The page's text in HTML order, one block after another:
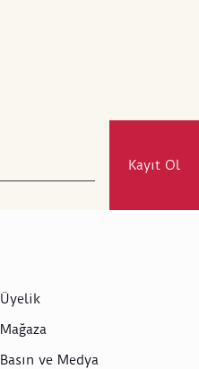
Kayıt Ol
Üyelik
Mağaza
Basın ve Medya